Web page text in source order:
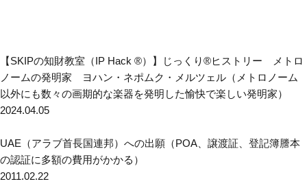
【SKIPの知財教室（IP Hack ®）】じっくり®ヒストリー メトロ
ノームの発明家 ヨハン・ネポムク・メルツェル（メトロノーム
以外にも数々の画期的な楽器を発明した愉快で楽しい発明家）
2024.04.05
UAE（アラブ首長国連邦）への出願（POA、譲渡証、登記簿謄本
の認証に多額の費用がかかる）
2011.02.22